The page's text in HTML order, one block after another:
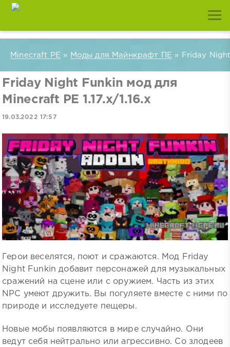
Minecraft PE » Моды для Майнкрафт ПЕ » Friday
Friday Night Funkin мод для
Minecraft PE 1.17.x/1.16.x
19.03.2022 17:57
Герои веселятся, поют и сражаются. Мод Friday
Night Funkin добавит персонажей для музыкальных
сражений на сцене или с оружием. Часть из этих
NPC умеют дружить. Вы погуляете вместе с ними по
природе и исследуете пещеры.
Новые мобы появляются в мире случайно. Они
ведут себя нейтрально или агрессивно. Со злодеев